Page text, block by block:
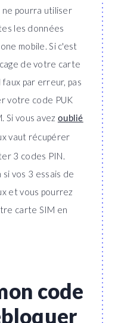
pourra utiliser
les données
mobile. Si c'est
de votre carte
par erreur, pas
votre code PUK
Si vous avez oublié
vaut récupérer
3 codes PIN.
si vos 3 essais de
et vous pourrez
carte SIM en
code